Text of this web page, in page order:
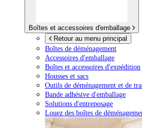
Boîtes et accessoires d'emballage
Retour au menu principal
Boîtes de déménagement
Accessoires d'emballage
Boîtes et accessoires d'expédition
Housses et sacs
Outils de déménagement et de
Bande adhésive d'emballage
Solutions d'entreposage
Louez des boîtes de